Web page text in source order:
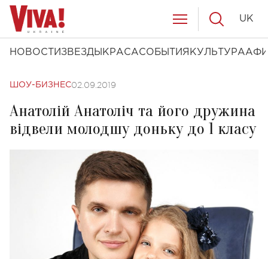
НОВОСТИ ЗВЕЗДЫ КРАСАСОБЫТИЯ КУЛЬТУРА
UK
ШОУ-БИЗНЕС02.09.2019
Анатолій Анатоліч та його дружина
відвели молодшу доньку до 1 класу